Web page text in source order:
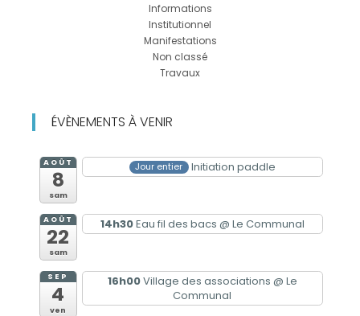
Informations
Institutionnel
Manifestations
Non classé
Travaux
ÉVÈNEMENTS À VENIR
AOÛT
8
sam
Jour entier Initiation paddle
AOÛT
22
sam
14h30Eau fil des bacs @ Le Communal
SEP
4
ven
16h00Village des associations @ Le
Communal